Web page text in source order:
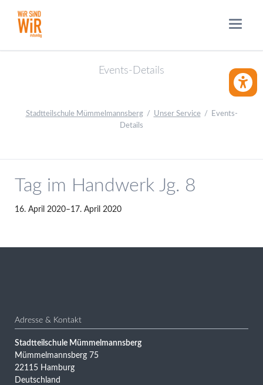
Events-Details
Stadtteilschule Mümmelmannsberg Unser Service
Events-
Details
Tag im Handwerk Jg. 8
16. April 2020–17. April 2020
Adresse & Kontakt
Stadtteilschule Mümmelmannsberg
Mümmelmannsberg 75
22115 Hamburg
Deutschland